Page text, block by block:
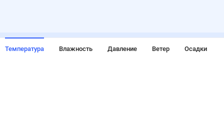
Температура Влажность Давление Ветер Осадки